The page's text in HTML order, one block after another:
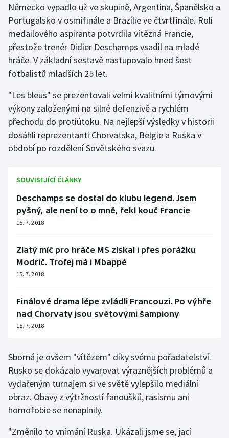
Německo vypadlo už ve skupině, Argentina, Španělsko a
Portugalsko v osmifinále a Brazílie ve čtvrtfinále. Roli
medailového aspiranta potvrdila vítězná Francie,
přestože trenér Didier Deschamps vsadil na mladé
hráče. V základní sestavě nastupovalo hned šest
fotbalistů mladších 25 let.
"Les bleus" se prezentovali velmi kvalitními týmovými
výkony založenými na silné defenzivě a rychlém
přechodu do protiútoku. Na nejlepší výsledky v historii
dosáhli reprezentanti Chorvatska, Belgie a Ruska v
období po rozdělení Sovětského svazu.
SOUVISEJÍCÍ ČLÁNKY
Deschamps se dostal do klubu legend. Jsem
pyšný, ale není to o mně, řekl kouč Francie
15. 7. 2018
Zlatý míč pro hráče MS získal i přes porážku
Modrič. Trofej má i Mbappé
15. 7. 2018
Finálové drama lépe zvládli Francouzi. Po výhře
nad Chorvaty jsou světovými šampiony
15. 7. 2018
Sborná je ovšem "vítězem" díky svému pořadatelství.
Rusko se dokázalo vyvarovat výraznějších problémů a
vydařeným turnajem si ve světě vylepšilo mediální
obraz. Obavy z výtržností fanoušků, rasismu ani
homofobie se nenaplnily.
"Změnilo to vnímání Ruska. Ukázali jsme se, jací